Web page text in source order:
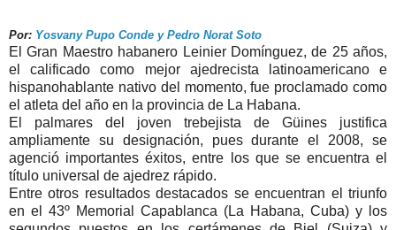
Por: Yosvany Pupo Conde y Pedro Norat Soto
El Gran Maestro habanero Leinier Domínguez, de 25 años,
el calificado como mejor ajedrecista latinoamericano e
hispanohablante nativo del momento, fue proclamado como
el atleta del año en la provincia de La Habana.
El palmares del joven trebejista de Güines justifica
ampliamente su designación, pues durante el 2008, se
agenció importantes éxitos, entre los que se encuentra el
título universal de ajedrez rápido.
Entre otros resultados destacados se encuentran el triunfo
en el 43º Memorial Capablanca (La Habana, Cuba) y los